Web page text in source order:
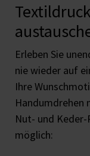
Erleben Sie
nie wieder auf
Ihre
Handumdrehen
Nut- und Keder-
möglich: